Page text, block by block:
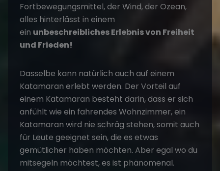
Fortbewegungsmittel, der Wind, der Ozean,
alles hinterlässt in einem
ein unbeschreibliches Erlebnis von Freiheit
und Frieden!
Dasselbe kann natürlich auch auf einem
Katamaran erlebt werden. Der Vorteil auf
einem Katamaran besteht darin, dass er sich
anfühlt wie ein fahrendes Wohnzimmer, ein
Katamaran wird nie schräg stehen, somit auch
für Leute geeignet sein, die es etwas
gemütlicher haben möchten. Aber egal wo du
mitsegeln möchtest, es ist phänomenal.